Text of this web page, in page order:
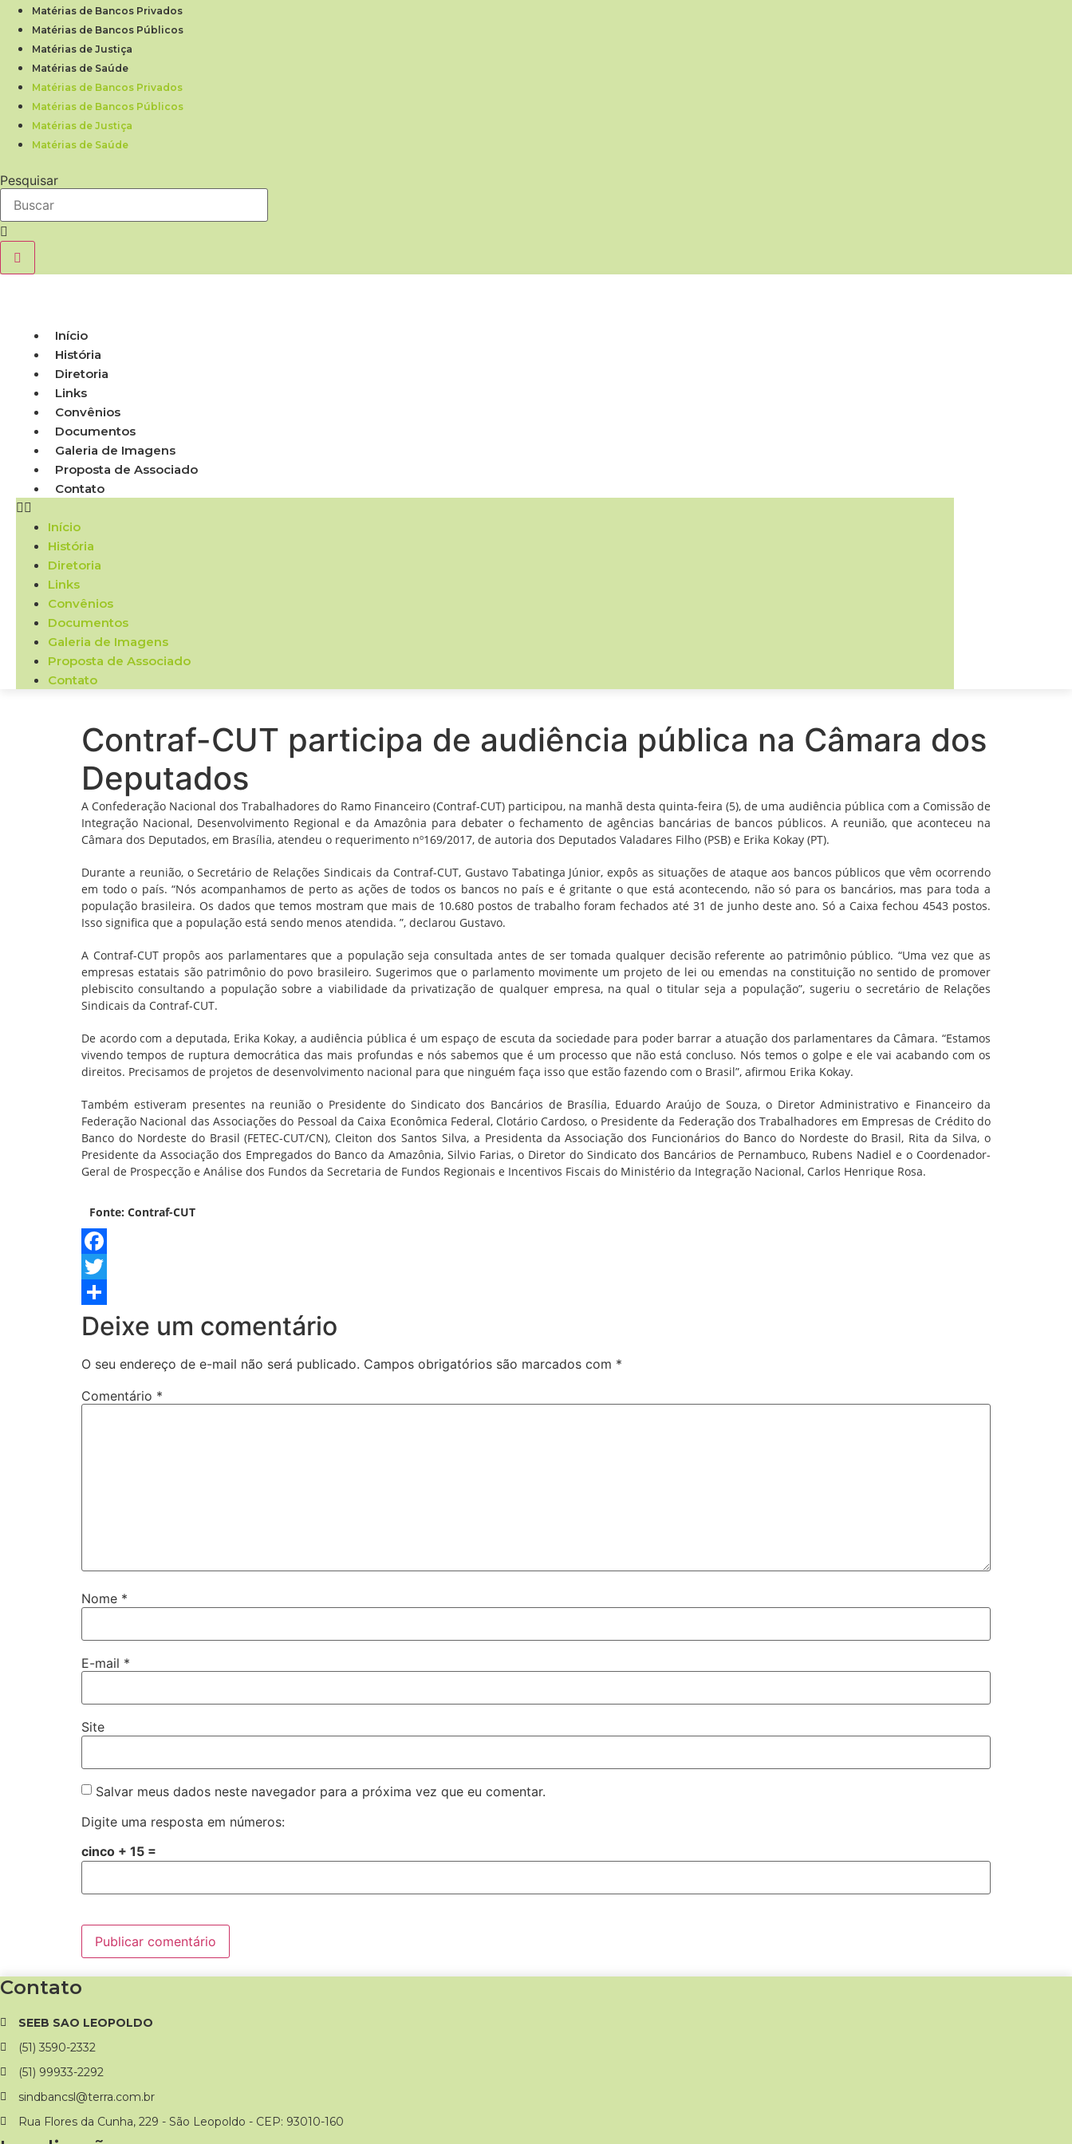
para
conteúdo
Matérias de Bancos Privados
Matérias de Bancos Públicos
Matérias de Justiça
Matérias de Saúde
Matérias de Bancos Privados
Matérias de Bancos Públicos
Matérias de Justiça
Matérias de Saúde
Pesquisar
Início
História
Diretoria
Links
Convênios
Documentos
Galeria de Imagens
Proposta de Associado
Contato
Início
História
Diretoria
Links
Convênios
Documentos
Galeria de Imagens
Proposta de Associado
Contato
Contraf-CUT participa de audiência pública na Câmara dos
Deputados
A Confederação Nacional dos Trabalhadores do Ramo Financeiro (Contraf-CUT) participou, na manhã desta quinta-feira (5), de uma audiência pública com a Comissão de
Integração Nacional, Desenvolvimento Regional e da Amazônia para debater o fechamento de agências bancárias de bancos públicos. A reunião, que aconteceu na
Câmara dos Deputados, em Brasília, atendeu o requerimento nº169/2017, de autoria dos Deputados Valadares Filho (PSB) e Erika Kokay (PT).
Durante a reunião, o Secretário de Relações Sindicais da Contraf-CUT, Gustavo Tabatinga Júnior, expôs as situações de ataque aos bancos públicos que vêm ocorrendo
em todo o país. “Nós acompanhamos de perto as ações de todos os bancos no país e é gritante o que está acontecendo, não só para os bancários, mas para toda a
população brasileira. Os dados que temos mostram que mais de 10.680 postos de trabalho foram fechados até 31 de junho deste ano. Só a Caixa fechou 4543 postos.
Isso significa que a população está sendo menos atendida. ”, declarou Gustavo.
A Contraf-CUT propôs aos parlamentares que a população seja consultada antes de ser tomada qualquer decisão referente ao patrimônio público. “Uma vez que as
empresas estatais são patrimônio do povo brasileiro. Sugerimos que o parlamento movimente um projeto de lei ou emendas na constituição no sentido de promover
plebiscito consultando a população sobre a viabilidade da privatização de qualquer empresa, na qual o titular seja a população”, sugeriu o secretário de Relações
Sindicais da Contraf-CUT.
De acordo com a deputada, Erika Kokay, a audiência pública é um espaço de escuta da sociedade para poder barrar a atuação dos parlamentares da Câmara. “Estamos
vivendo tempos de ruptura democrática das mais profundas e nós sabemos que é um processo que não está concluso. Nós temos o golpe e ele vai acabando com os
direitos. Precisamos de projetos de desenvolvimento nacional para que ninguém faça isso que estão fazendo com o Brasil”, afirmou Erika Kokay.
Também estiveram presentes na reunião o Presidente do Sindicato dos Bancários de Brasília, Eduardo Araújo de Souza, o Diretor Administrativo e Financeiro da
Federação Nacional das Associações do Pessoal da Caixa Econômica Federal, Clotário Cardoso, o Presidente da Federação dos Trabalhadores em Empresas de Crédito do
Banco do Nordeste do Brasil (FETEC-CUT/CN), Cleiton dos Santos Silva, a Presidenta da Associação dos Funcionários do Banco do Nordeste do Brasil, Rita da Silva, o
Presidente da Associação dos Empregados do Banco da Amazônia, Silvio Farias, o Diretor do Sindicato dos Bancários de Pernambuco, Rubens Nadiel e o Coordenador-
Geral de Prospecção e Análise dos Fundos da Secretaria de Fundos Regionais e Incentivos Fiscais do Ministério da Integração Nacional, Carlos Henrique Rosa.
Fonte: Contraf-CUT
Facebook
Twitter
Share
Deixe um comentário
O seu endereço de e-mail não será publicado. Campos obrigatórios são marcados com *
Comentário *
Nome *
E-mail *
Site
Salvar meus dados neste navegador para a próxima vez que eu comentar.
Digite uma resposta em números:
cinco + 15 =
Contato
SEEB SAO LEOPOLDO
(51) 3590-2332
(51) 99933-2292
sindbancsl@terra.com.br
Rua Flores da Cunha, 229 - São Leopoldo - CEP: 93010-160